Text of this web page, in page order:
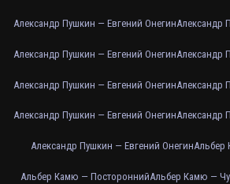
Александр Пушкин — Евгений ОнегинАлександр
Александр Пушкин — Евгений ОнегинАлександр
Александр Пушкин — Евгений ОнегинАлександр
Александр Пушкин — Евгений ОнегинАлександр
Александр Пушкин — Евгений ОнегинАльбер
Альбер Камю — ПостороннийАльбер Камю —